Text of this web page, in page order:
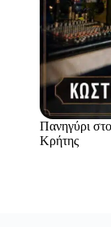
Πανηγύρι
Κρήτης